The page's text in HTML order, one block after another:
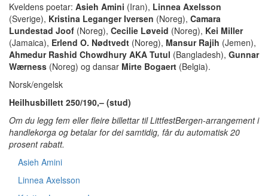
Kveldens poetar: Asieh Amini (Iran), Linnea Axelsson
(Sverige), Kristina Leganger Iversen (Noreg), Camara
Lundestad Joof (Noreg), Cecilie Løveid (Noreg), Kei Miller
(Jamaica), Erlend O. Nødtvedt (Noreg), Mansur Rajih (Jemen),
Ahmedur Rashid Chowdhury AKA Tutul (Bangladesh), Gunnar
Wærness (Noreg) og dansar Mirte Bogaert (Belgia).
Norsk/engelsk
Heilhusbillett 250/190,– (stud)
Om du legg fem eller fleire billettar til LittfestBergen-arrangement i
handlekorga og betalar for dei samtidig, får du automatisk 20
prosent rabatt.
Asieh Amini
Linnea Axelsson